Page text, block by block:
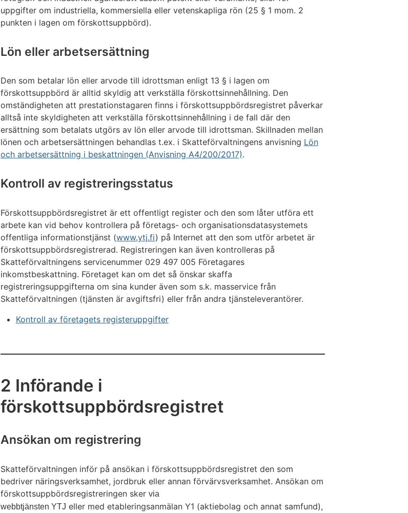
uppgifter om industriella, kommersiella eller vetenskapliga rön (25 § 1 mom. 2
punkten i lagen om förskottsuppbörd).
Lön eller arbetsersättning
Den som betalar lön eller arvode till idrottsman enligt 13 § i lagen om
förskottsuppbörd är alltid skyldig att verkställa förskottsinnehållning. Den
omständigheten att prestationstagaren finns i förskottsuppbördsregistret påverkar
alltså inte skyldigheten att verkställa förskottsinnehållning i de fall där den
ersättning som betalats utgörs av lön eller arvode till idrottsman. Skillnaden mellan
lönen och arbetsersättningen behandlas t.ex. i Skatteförvaltningens anvisning Lön
och arbetsersättning i beskattningen (Anvisning A4/200/2017).
Kontroll av registreringsstatus
Förskottsuppbördsregistret är ett offentligt register och den som låter utföra ett
arbete kan vid behov kontrollera på företags- och organisationsdatasystemets
offentliga informationstjänst (www.ytj.fi) på Internet att den som utför arbetet är
förskottsuppbördsregistrerad. Registreringen kan även kontrolleras på
Skatteförvaltningens servicenummer 029 497 005 Företagares
inkomstbeskattning. Företaget kan om det så önskar skaffa
registreringsuppgifterna om sina kunder även som s.k. masservice från
Skatteförvaltningen (tjänsten är avgiftsfri) eller från andra tjänsteleverantörer.
Kontroll av företagets registeruppgifter
2 Införande i
förskottsuppbördsregistret
Ansökan om registrering
Skatteförvaltningen inför på ansökan i förskottsuppbördsregistret den som
bedriver näringsverksamhet, jordbruk eller annan förvärvsverksamhet. Ansökan om
förskottsuppbördsregistreringen sker via
webbtjänsten YTJ eller med etableringsanmälan Y1 (aktiebolag och annat samfund),